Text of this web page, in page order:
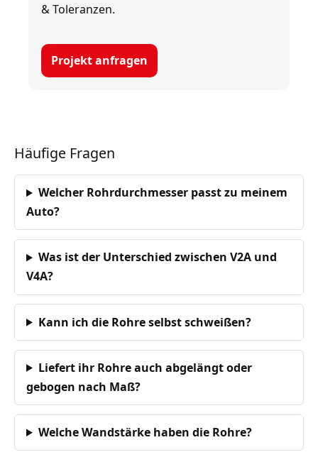
& Toleranzen.
Projekt anfragen
Häufige Fragen
Welcher Rohrdurchmesser passt zu meinem
Auto?
Was ist der Unterschied zwischen V2A und
V4A?
Kann ich die Rohre selbst schweißen?
Liefert ihr Rohre auch abgelängt oder
gebogen nach Maß?
Welche Wandstärke haben die Rohre?